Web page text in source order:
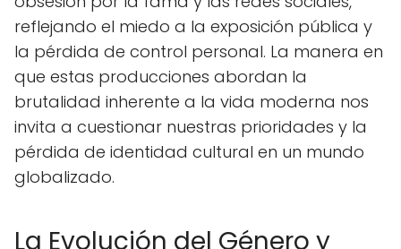
reflejando el miedo a la exposición pública y
la pérdida de control personal. La manera en
que estas producciones abordan la
brutalidad inherente a la vida moderna nos
invita a cuestionar nuestras prioridades y la
pérdida de identidad cultural en un mundo
globalizado.
La Evolución del Género y